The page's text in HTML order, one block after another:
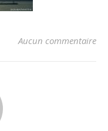
Aucun commentaire